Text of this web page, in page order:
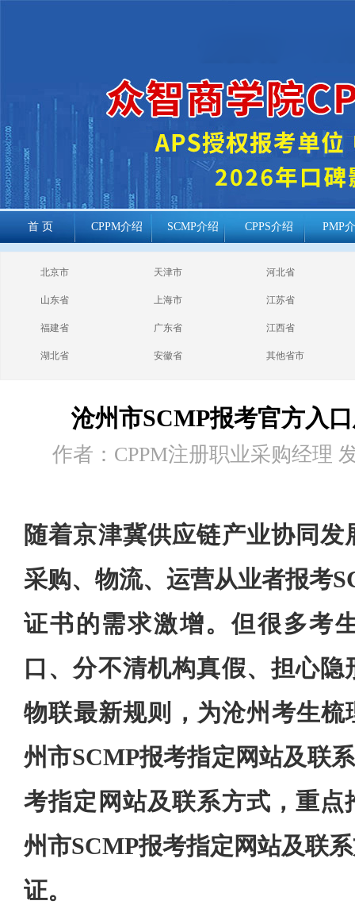
首 页 CPPM介绍 SCMP介绍 CPPS介绍 PMP
cppm报考常见
问题
北京市 天津市 河北省
山东省 上海市 江苏省
福建省 广东省 江西省
湖北省 安徽省 其他省市
沧州市SCMP报考官方入
作者：CPPM注册职业采购经理
随着京津冀供应链产业协同
采购、物流、运营从业者报考
证书的需求激增。但很多考
口、分不清机构真假、担心
物联最新规则，为沧州考生梳
州市SCMP报考指定网站及联
考指定网站及联系方式，重点
州市SCMP报考指定网站及联
证。